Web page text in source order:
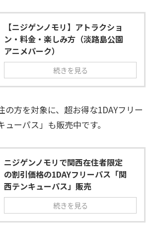
【ニジゲンノモリ】アトラクショ
ン・料金・楽しみ方（淡路島公園
アニメパーク）
続きを見る
の方を対象に、超お得な1DAYフリー
ーパス」も販売中です。
ニジゲンノモリで関西在住者限定
の割引価格の1DAYフリーパス「関
西テンキューパス」販売
続きを見る